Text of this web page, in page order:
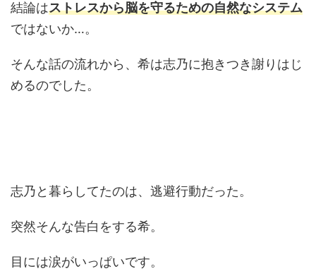
結論はストレスから脳を守るための自然なシステム
ではないか…。
そんな話の流れから、希は志乃に抱きつき謝りはじ
めるのでした。
志乃と暮らしてたのは、逃避行動だった。
突然そんな告白をする希。
目には涙がいっぱいです。